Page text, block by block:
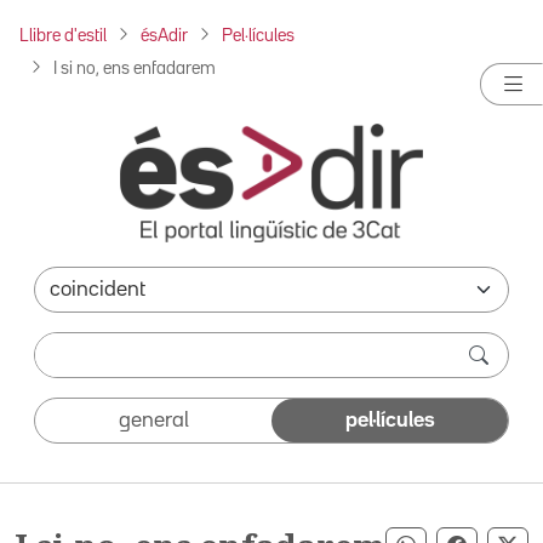
Llibre d'estil ésAdir Pel·lícules
I si no, ens enfadarem
general pel·lícules